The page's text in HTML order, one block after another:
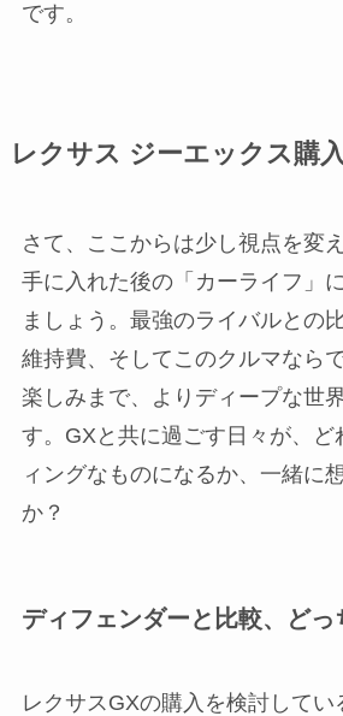
です。
レクサス ジーエックス購
さて、ここからは少し視点を変
手に入れた後の「カーライフ」
ましょう。最強のライバルとの
維持費、そしてこのクルマなら
楽しみまで、よりディープな世
す。GXと共に過ごす日々が、ど
ィングなものになるか、一緒に
か？
ディフェンダーと比較、どっ
レクサスGXの購入を検討してい